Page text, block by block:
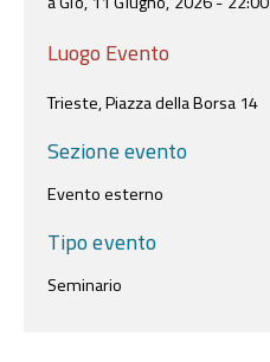
Luogo Evento
Trieste, Piazza della Borsa 14
Sezione evento
Evento esterno
Tipo evento
Seminario